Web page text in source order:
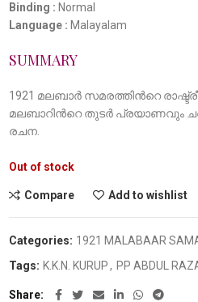
Binding : Normal
Language : Malayalam
SUMMARY
1921 മലബാർ സമരത്തിന്‍റെ
മലബാറിന്‍റെ തുടർ പ്രയാണവും
രചന.
Out of stock
Compare Add to wishlist
Categories: 1921 MALABAAR
Tags: K.K.N. KURUP, PP ABDUL
Share